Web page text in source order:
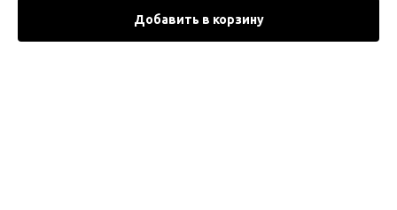
Добавить в корзину